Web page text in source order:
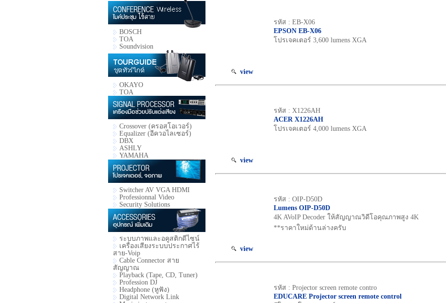
BOSCH
TOA
Soundvision
OKAYO
TOA
Crossover (ครอสโอเวอร์)
Equalizer (อีควอไลเซอร์)
DBX
ASHLY
YAMAHA
Switcher AV VGA HDMI
Professionnal Video
Security Solutions
ระบบภาพและอคูสติกดีไซน์
เครื่องเสียงระบบประกาศไร้
สาย-Voip
Cable Connector สาย
สัญญาณ
Playback (Tape, CD, Tuner)
Profession DJ
Headphone (หูฟัง)
Digital Network Link
view
รหัส : EB-X06
EPSON EB-X06
โปรเจคเตอร์ 3,600 lumens XGA
view
รหัส : X1226AH
ACER X1226AH
โปรเจคเตอร์ 4,000 lumens XGA
view
รหัส : OIP-D50D
Lumens OIP-D50D
4K AVoIP Decoder ให้สัญญาณวิดีโอคุณภาพสูง 4K
**ราคาใหม่ด้านล่างครับ
รหัส : Projector screen remote contro
EDUCARE Projector screen remote control